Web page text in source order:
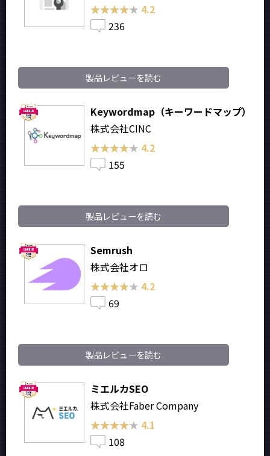
★★★★★
★★★★★ 4.2
236
製品レビューを読む
Keywordmap（キーワードマップ）
株式会社CINC
★★★★★
★★★★★ 4.2
155
製品レビューを読む
Semrush
株式会社オロ
★★★★★
★★★★★ 4.2
69
製品レビューを読む
ミエルカSEO
株式会社Faber Company
★★★★★
★★★★★ 4.1
108